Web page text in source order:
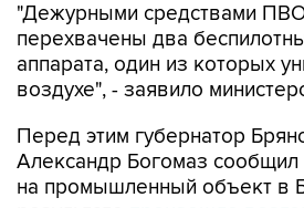
"Дежурными средствами
перехвачены два
аппарата, один из которых
воздухе", - заявило
Перед этим губернатор
Александр Богомаз сообщил
на промышленный объект в